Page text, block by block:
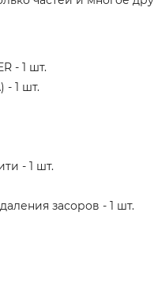
- 1 шт.
- 1 шт.
- 1 шт.
засоров - 1 шт.